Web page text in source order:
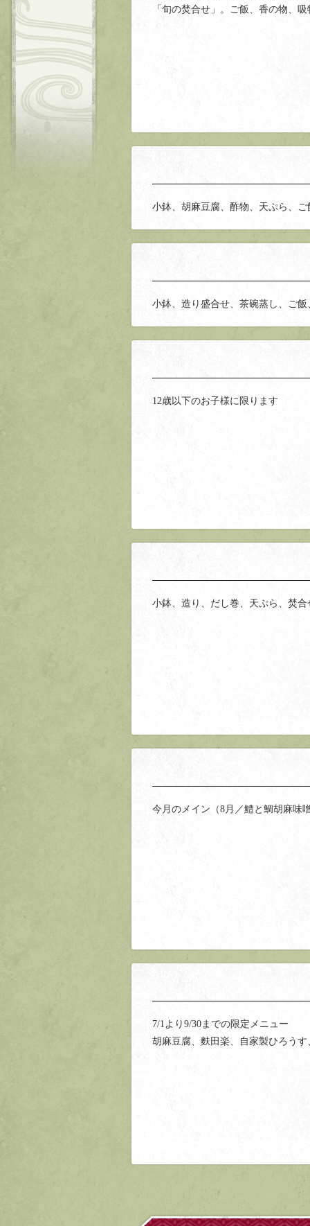
「旬の焚合せ」。ご飯、香の物、
小鉢、胡麻豆腐、酢物、天ぷら、
小鉢、造り盛合せ、茶碗蒸し、ご
12歳以下のお子様に限ります
小鉢、造り、だし巻、天ぷら、焚
今月のメイン（8月／鱧と鯛胡麻味
7/1より9/30までの限定メニュー
胡麻豆腐、麩田楽、自家製ひろう